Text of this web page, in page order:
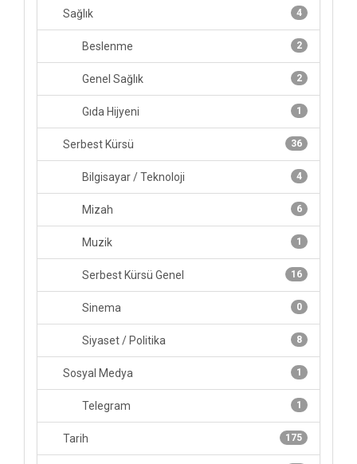
4
Sağlık
2
Beslenme
2
Genel Sağlık
1
Gıda Hijyeni
36
Serbest Kürsü
4
Bilgisayar / Teknoloji
6
Mizah
1
Muzik
16
Serbest Kürsü Genel
0
Sinema
8
Siyaset / Politika
1
Sosyal Medya
1
Telegram
175
Tarih